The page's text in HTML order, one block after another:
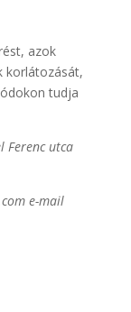
azok
korlátozását,
tudja
Ferenc utca
e-mail